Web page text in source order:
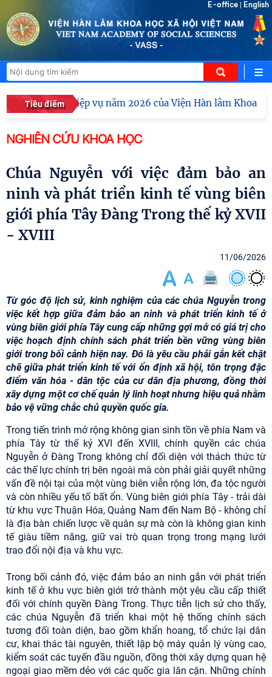
E-office English
Tiêu điểm
môn, nghiệp vụ năm 2026 của Viện Hàn lâm Khoa học
NGHIÊN CỨU KHOA HỌC
Chúa Nguyễn với việc đảm bảo an
ninh và phát triển kinh tế vùng biên
giới phía Tây Đàng Trong thế kỷ XVII
- XVIII
11/06/2026
Từ góc độ lịch sử, kinh nghiệm của các chúa Nguyễn trong
việc kết hợp giữa đảm bảo an ninh và phát triển kinh tế ở
vùng biên giới phía Tây cung cấp những gợi mở có giá trị cho
việc hoạch định chính sách phát triển bền vững vùng biên
giới trong bối cảnh hiện nay. Đó là yêu cầu phải gắn kết chặt
chẽ giữa phát triển kinh tế với ổn định xã hội, tôn trọng đặc
điểm văn hóa - dân tộc của cư dân địa phương, đồng thời
xây dựng một cơ chế quản lý linh hoạt nhưng hiệu quả nhằm
bảo vệ vững chắc chủ quyền quốc gia.
Trong tiến trình mở rộng không gian sinh tồn về phía Nam và
phía Tây từ thế kỷ XVI đến XVIII, chính quyền các chúa
Nguyễn ở Đàng Trong không chỉ đối diện với thách thức từ
các thế lực chính trị bên ngoài mà còn phải giải quyết những
vấn đề nội tại của một vùng biên viễn rộng lớn, đa tộc người
và còn nhiều yếu tố bất ổn. Vùng biên giới phía Tây - trải dài
từ khu vực Thuận Hóa, Quảng Nam đến Nam Bộ - không chỉ
là địa bàn chiến lược về quân sự mà còn là không gian kinh
tế giàu tiềm năng, giữ vai trò quan trọng trong mạng lưới
trao đổi nội địa và khu vực.
Trong bối cảnh đó, việc đảm bảo an ninh gắn với phát triển
kinh tế ở khu vực biên giới trở thành một yêu cầu cấp thiết
đối với chính quyền Đàng Trong. Thực tiễn lịch sử cho thấy,
các chúa Nguyễn đã triển khai một hệ thống chính sách
tương đối toàn diện, bao gồm khẩn hoang, tổ chức lại dân
cư, khai thác tài nguyên, thiết lập bộ máy quản lý vùng cao,
kiểm soát các tuyến đầu nguồn, đồng thời xây dựng quan hệ
ngoại giao mềm dẻo với các quốc gia lân cận. Những chính